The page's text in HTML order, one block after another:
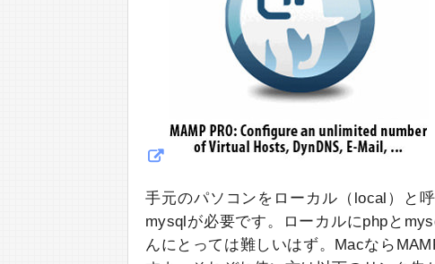
手元のパソコンをローカル（local）と
mysqlが必要です。ローカルにphpと
んにとっては難しいはず。Macなら